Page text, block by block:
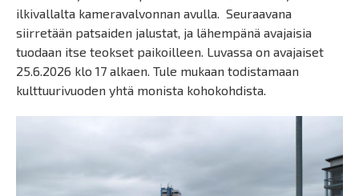
ilkivallalta kameravalvonnan avulla. Seuraavana
siirretään patsaiden jalustat, ja lähempänä avajaisia
tuodaan itse teokset paikoilleen. Luvassa on avajaiset
25.6.2026 klo 17 alkaen. Tule mukaan todistamaan
kulttuurivuoden yhtä monista kohokohdista.